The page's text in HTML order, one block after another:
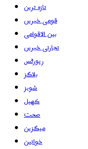
تازہ ترین
قومی خبریں
بین الاقوامی
تجارتی خبریں
رپورٹس
بلاگز
شوبز
کھیل
صحت
میگزین
خواتین